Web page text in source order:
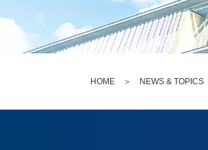
HOME ＞ NEWS & TOPICS